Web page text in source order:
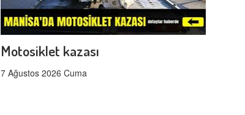
Motosiklet kazası
7 Ağustos 2026 Cuma